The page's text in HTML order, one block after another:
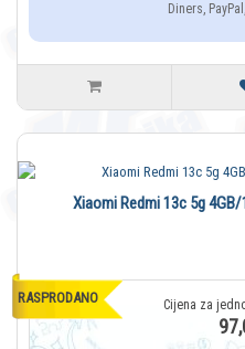
Diners,
RASPRODANO
Xiaomi Redmi 13c 5g